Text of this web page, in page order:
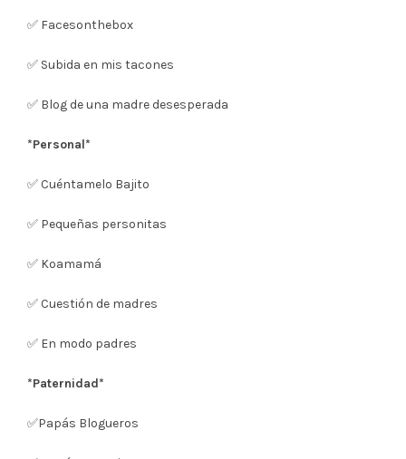
✅ Facesonthebox
✅ Subida en mis tacones
✅ Blog de una madre desesperada
*Personal*
✅ Cuéntamelo Bajito
✅ Pequeñas personitas
✅ Koamamá
✅ Cuestión de madres
✅ En modo padres
*Paternidad*
✅Papás Blogueros